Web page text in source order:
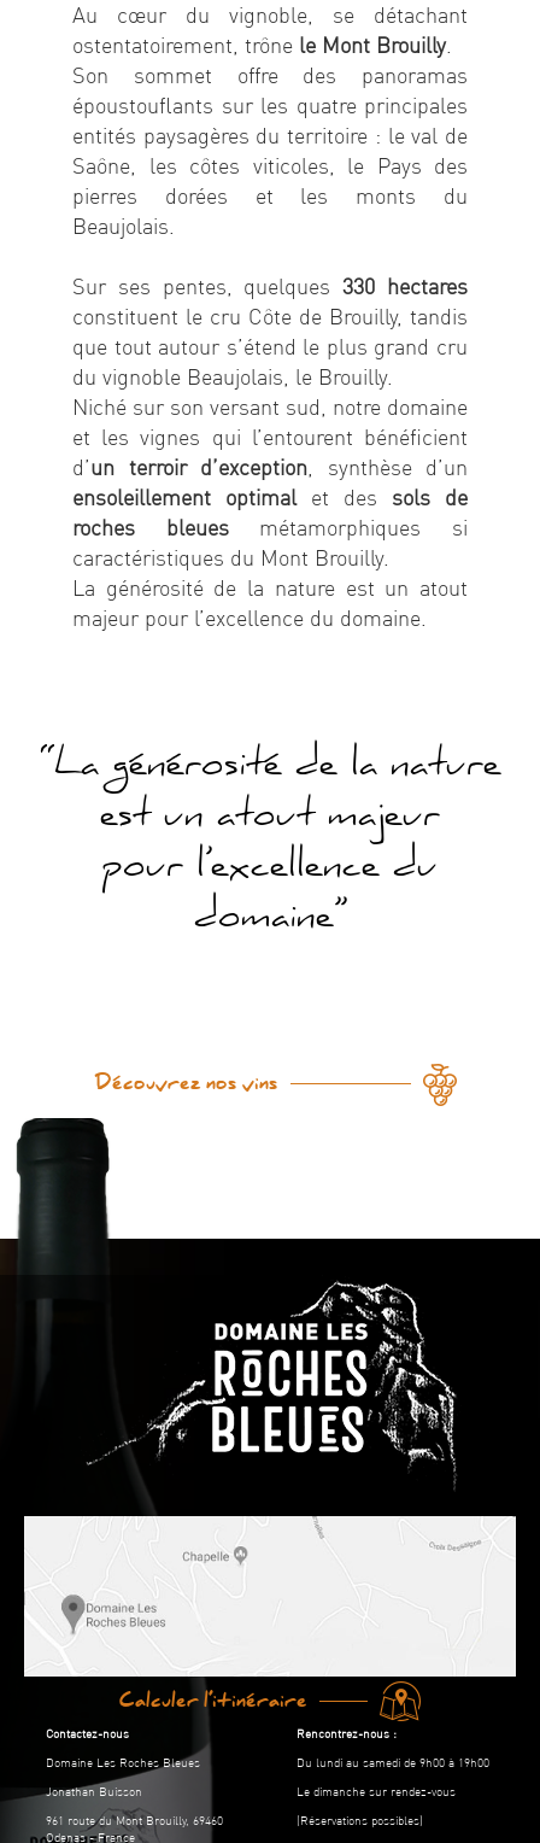
Au cœur du vignoble, se détachant
ostentatoirement, trône le Mont Brouilly.
Son sommet offre des panoramas
époustouflants sur les quatre principales
entités paysagères du territoire : le val de
Saône, les côtes viticoles, le Pays des
pierres dorées et les monts du
Beaujolais.
Sur ses pentes, quelques330 hectares
constituent le cru Côte de Brouilly, tandis
que tout autour s’étend le plus grand cru
du vignoble Beaujolais, le Brouilly.
Niché sur son versant sud, notre domaine
et les vignes qui l’entourent bénéficient
d’un terroir d’exception, synthèse d’un
ensoleillement optimalet des sols de
roches bleuesmétamorphiques si
caractéristiques du Mont Brouilly.
La générosité de la nature est un atout
majeur pour l’excellence du domaine.
‘‘La générosité de la nature
est un atout majeur
pour l’excellence du
domaine’’
Découvrez nos vins
Calculer l’itinéraire
Contactez-nous
Domaine Les Roches Bleues
Jonathan Buisson
961 route du Mont Brouilly, 69460
Odenas - France
Rencontrez-nous :
Du lundi au samedi de 9h00 à 19h00
Le dimanche sur rendez-vous
(Réservations possibles)